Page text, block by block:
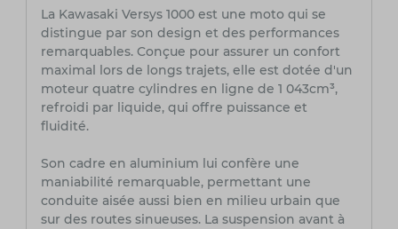
La Kawasaki Versys 1000 est une moto qui se
distingue par son design et des performances
remarquables. Conçue pour assurer un confort
maximal lors de longs trajets, elle est dotée d'un
moteur quatre cylindres en ligne de 1 043cm³,
refroidi par liquide, qui offre puissance et
fluidité.
Son cadre en aluminium lui confère une
maniabilité remarquable, permettant une
conduite aisée aussi bien en milieu urbain que
sur des routes sinueuses. La suspension avant à